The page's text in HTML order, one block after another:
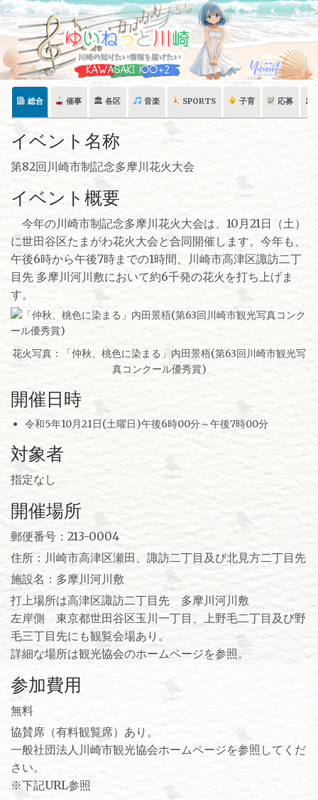
Skip
content
総合 催事 🏛 各区 音楽 SPORTS 子育 応募 🏛
イベント名称
第82回川崎市制記念多摩川花火大会
イベント概要
今年の川崎市制記念多摩川花火大会は、10月21日（土）
に世田谷区たまがわ花火大会と合同開催します。今年も、
午後6時から午後7時までの1時間、川崎市高津区諏訪二丁
目先 多摩川河川敷において約6千発の花火を打ち上げま
す。
花火写真：「仲秋、桃色に染まる」内田景梧(第63回川崎市観光写
真コンクール優秀賞)
開催日時
令和5年10月21日(土曜日)午後6時00分～午後7時00分
対象者
指定なし
開催場所
郵便番号：213-0004
住所：川崎市高津区瀬田、諏訪二丁目及び北見方二丁目先
施設名：多摩川河川敷
打上場所は高津区諏訪二丁目先 多摩川河川敷
左岸側 東京都世田谷区玉川一丁目、上野毛二丁目及び野
毛三丁目先にも観覧会場あり。
詳細な場所は観光協会のホームページを参照。
参加費用
無料
協賛席（有料観覧席）あり。
一般社団法人川崎市観光協会ホームページを参照してくだ
さい。
※下記URL参照